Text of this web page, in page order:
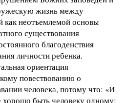
жизнь между
неотъемлемой основы
существования
благоденствия
личности ребенка.
ориентация
повествованию о
человека, потому что: «И
хорошо быть человеку одному;